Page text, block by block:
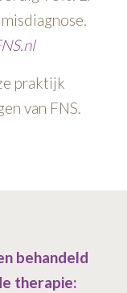
praktijk
van FNS.
behandeld
therapie: